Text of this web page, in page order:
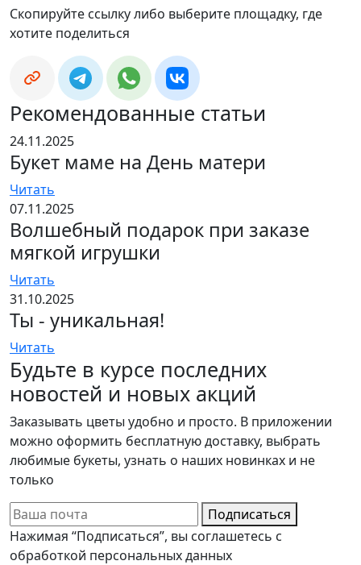
Скопируйте ссылку либо выберите площадку, где
хотите поделиться
Рекомендованные статьи
24.11.2025
Букет маме на День матери
Читать
07.11.2025
Волшебный подарок при заказе
мягкой игрушки
Читать
31.10.2025
Ты - уникальная!
Читать
Будьте в курсе последних
новостей и новых акций
Заказывать цветы удобно и просто. В приложении
можно оформить бесплатную доставку, выбрать
любимые букеты, узнать о наших новинках и не
только
Подписаться
Нажимая “Подписаться”, вы соглашетесь с
обработкой персональных данных